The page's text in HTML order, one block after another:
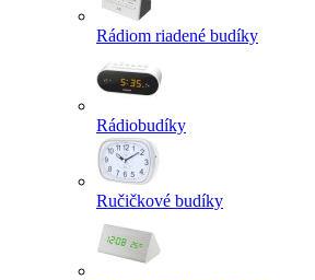
Rádiom riadené budíky
Rádiobudíky
Ručičkové budíky